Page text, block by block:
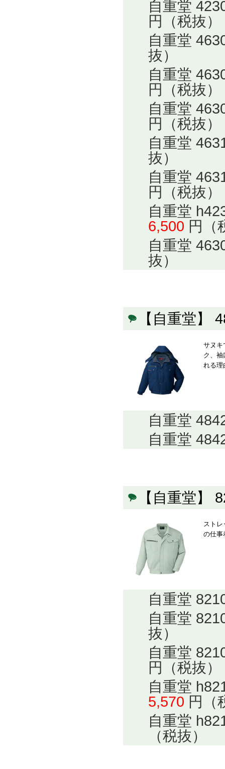
自重堂
円（税抜）
自重堂
抜）
自重堂
円（税抜）
自重堂
円（税抜）
自重堂
抜）
自重堂
円（税抜）
自重堂
6,500 円（
自重堂
抜）
【自重堂
サヌキ
ク、袖
れる理
自重堂
自重堂
【自重堂
ストレ
の仕事
自重堂
自重堂
抜）
自重堂
円（税抜）
自重堂
5,570 円（
自重堂
（税抜）